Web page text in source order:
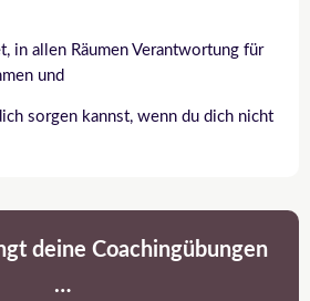
in allen Räumen Verantwortung für
und
sorgen kannst, wenn du dich nicht
deine Coachingübungen
…